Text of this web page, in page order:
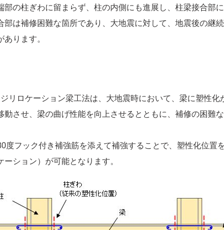
部の柱ぎわに留まらず、柱の内側にも進展し、柱梁接合部
部は補修困難な箇所であり、大地震に対して、地震後の継
ります。
リロケーション梁工法は、大地震時において、梁に塑性化
動させ、梁の曲げ性能を向上させるとともに、補修の困難
フック付き補強筋を添えて補強することで、塑性化位置
ション）が可能となります。